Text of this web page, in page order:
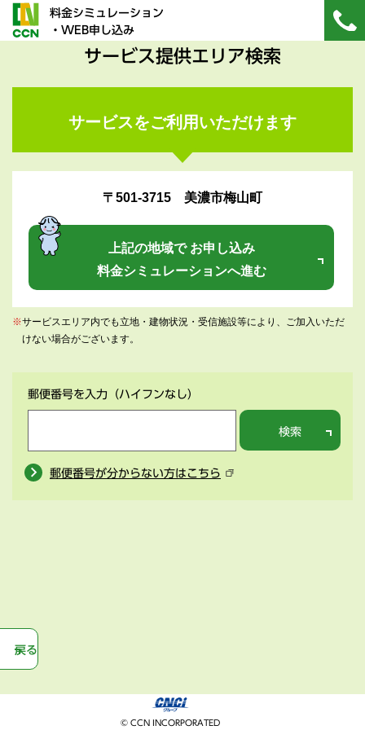
料金シミュレーション
・WEB申し込み
サービス提供エリア検索
サービスをご利用いただけます
〒501-3715 美濃市梅山町
上記の地域で お申し込み
料金シミュレーションへ進む
※サービスエリア内でも立地・建物状況・受信施設等により、ご加入いただ
けない場合がございます。
郵便番号を入力 （ハイフンなし）
検索
郵便番号が分からない方はこちら
戻る
© CCN INCORPORATED